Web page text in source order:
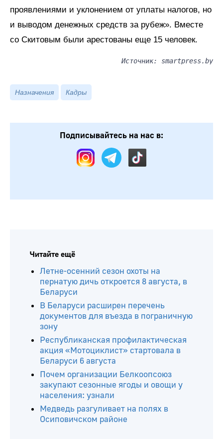
проявлениями и уклонением от уплаты налогов, но
и выводом денежных средств за рубеж». Вместе
со Скитовым были арестованы еще 15 человек.
Источник: smartpress.by
Назначения Кадры
Подписывайтесь на нас в:
Читайте ещё
Летне-осенний сезон охоты на
пернатую дичь откроется 8 августа, в
Беларуси
В Беларуси расширен перечень
документов для въезда в пограничную
зону
Республиканская профилактическая
акция «Мотоциклист» стартовала в